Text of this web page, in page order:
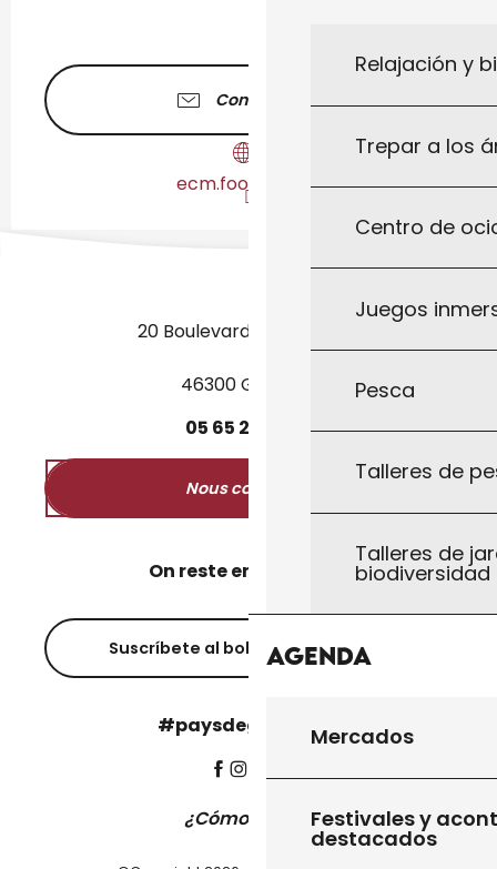
Relajación y
Trepar a los
Centro de
Juegos
Pesca
Talleres de
Talleres de
biodiversidad
Agenda
Mercados
Festivales y
destacados
Contáctenos
ecm.footeo.com
20 Boulevard des Martyrs
46300 Gourdon
05 65 27 50
Nous contacter
On reste en contact ?
Suscríbete al boletín informativo
#paysdegourdon !
¿Cómo llegar?